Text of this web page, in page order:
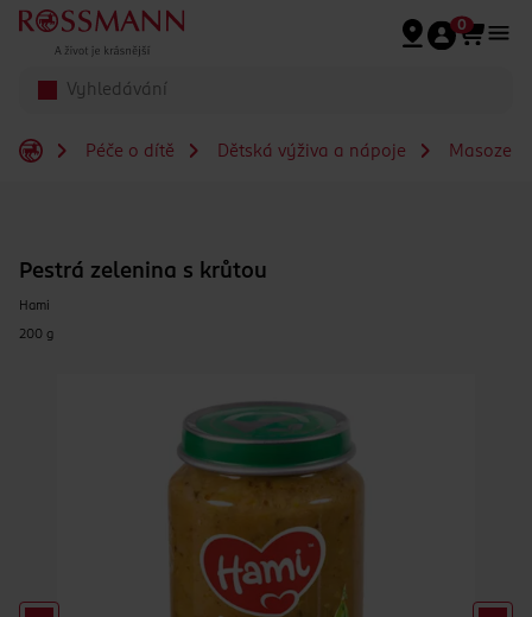
Přeskočit na hlavmní obsah
0
Péče o dítě Dětská výživa a nápoje
Pestrá zelenina s krůtou
Hami
200 g